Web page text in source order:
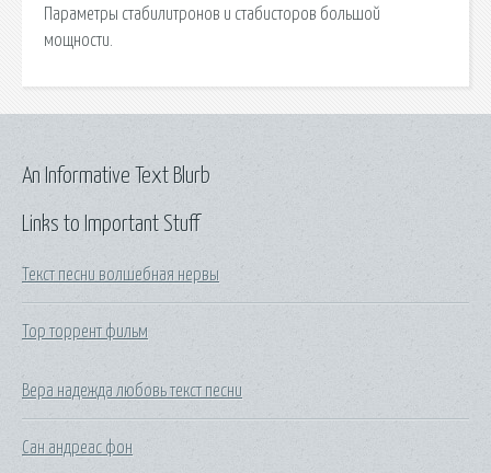
Параметры стабилитронов и стабисторов большой
мощности.
Links to Important Stuff
Текст песни волшебная нервы
Тор торрент фильм
Вера надежда любовь текст песни
Сан андреас фон
An Informative Text Blurb